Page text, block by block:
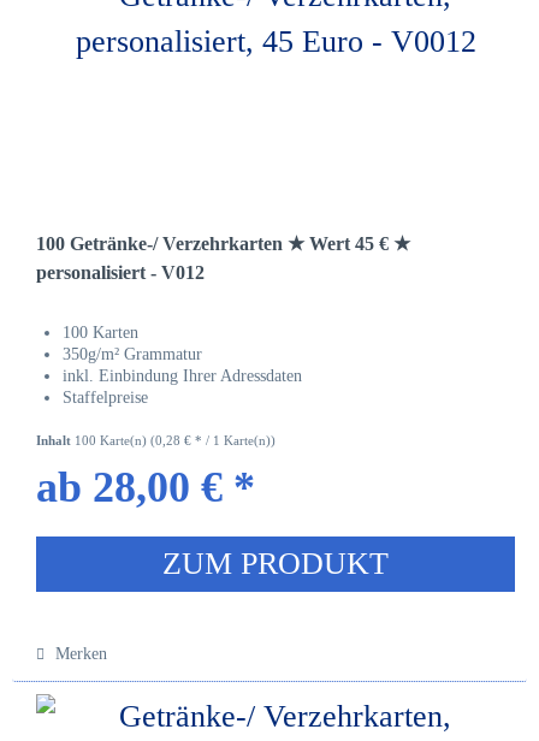
100 Getränke-/ Verzehrkarten ★ Wert 45 € ★
personalisiert - V012
100 Karten
350g/m² Grammatur
inkl. Einbindung Ihrer Adressdaten
Staffelpreise
Inhalt 100 Karte(n) (0,28 € * / 1 Karte(n))
ab 28,00 € *
ZUM PRODUKT
Merken